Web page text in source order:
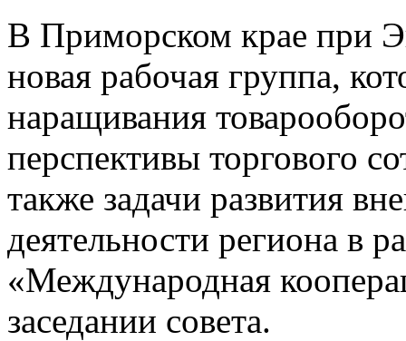
В Приморском крае при
новая рабочая группа,
наращивания
перспективы торгового
также задачи развития
деятельности региона в
«Международная
заседании совета.